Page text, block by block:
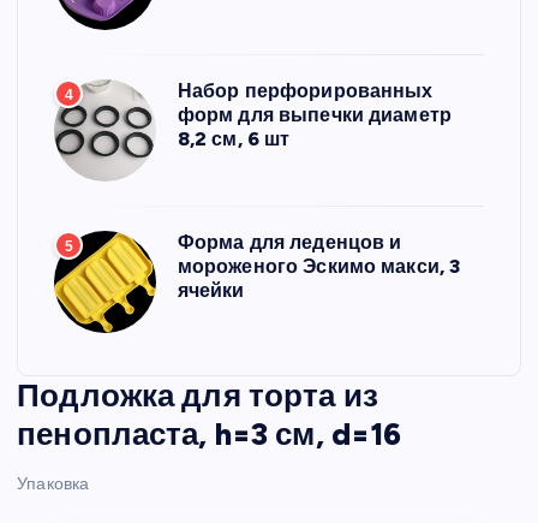
4
Набор перфорированных
форм для выпечки диаметр
8,2 см, 6 шт
5
Форма для леденцов и
мороженого Эскимо макси, 3
ячейки
Подложка для торта из
пенопласта, h=3 см, d=16
Упаковка